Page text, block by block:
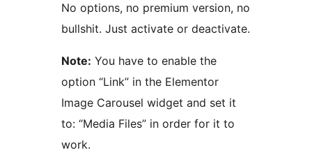
No options, no premium version, no
bullshit. Just activate or deactivate.
Note: You have to enable the
option “Link” in the Elementor
Image Carousel widget and set it
to: “Media Files” in order for it to
work.